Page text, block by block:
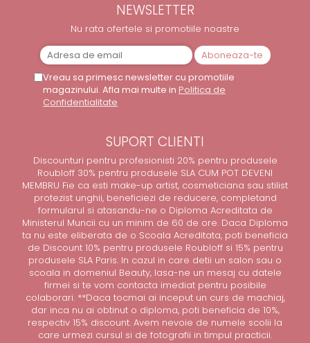
NEWSLETTER
Nu rata ofertele si promotiile noastre
Vreau sa primesc newsletter cu promotiile
magazinului. Afla mai multe in Politica de
Confidentialitate
SUPORT CLIENTI
Discounturi pentru profesionisti 20% pentru produsele
Roubloff 30% pentru produsele SLA CUM POT DEVENI
MEMBRU Fie ca esti make-up artist, cosmeticiana sau stilist
protezist unghii, beneficiezi de reducere, completand
formularul si atasandu-ne o Diploma Acreditata de
Ministerul Muncii cu un minim de 60 de ore. Daca Diploma
ta nu este eliberata de o Scoala Acreditata, poti beneficia
de Discount 10% pentru produsele Roubloff si 15% pentru
produsele SLA Paris. In cazul in care detii un salon sau o
scoala in domeniul Beauty, lasa-ne un mesaj cu datele
firmei si te vom contacta imediat pentru posibile
colaborari. **Daca tocmai ai inceput un curs de machiaj,
dar inca nu ai obtinut o diploma, poti beneficia de 10%,
respectiv 15% discount. Avem nevoie de numele scolii la
care urmezi cursul si de fotografii in timpul practicii.